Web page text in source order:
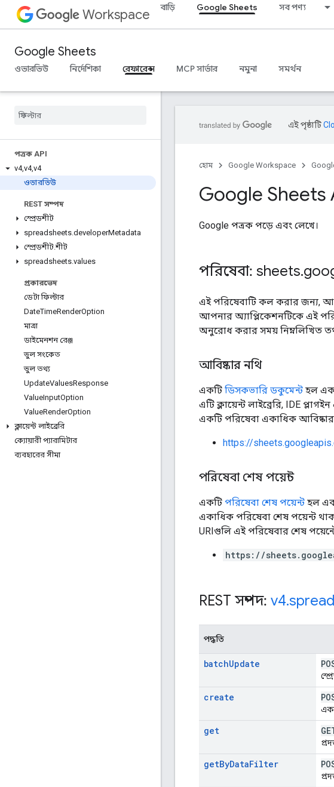
Workspace বাড়ি Google Sheets সব পণ্য
Google Sheets
ওভারভিউ নির্দেশিকা রেফারেন্স MCP সার্ভার নমুনা সমর্থন
পত্রক API
v4,v4,v4
ওভারভিউ
REST সম্পদ
স্প্রেডশীট
spreadsheets.developerMetadata
স্প্রেডশীট.শীট
spreadsheets.values
প্রকারভেদ
ডেটা ফিল্টার
DateTimeRenderOption
মাত্রা
ডাইমেনশন রেঞ্জ
ভুল সংকেত
ভুল তথ্য
UpdateValuesResponse
ValueInputOption
ValueRenderOption
ক্লায়েন্ট লাইব্রেরি
ক্যোয়ারী প্যারামিটার
ব্যবহারের সীমা
এই পৃষ্ঠাটি
হোম Google Workspace
Google Sheets
Google পত্রক পড়ে এবং লেখে।
পরিষেবা: sheets.
এই পরিষেবাটি কল করার জন্য,
আপনার অ্যাপ্লিকেশনটিকে এই
অনুরোধ করার সময় নিম্নলিখিত
আবিষ্কার নথি
একটি ডিসকভারি ডকুমেন্ট হল
এটি ক্লায়েন্ট লাইব্রেরি, IDE
একটি পরিষেবা একাধিক আবিষ্কার
https://
পরিষেবা শেষ পয়েন্ট
একটি পরিষেবা শেষ পয়েন্ট হল
একাধিক পরিষেবা শেষ পয়েন্ট
URIগুলি এই পরিষেবার শেষ
https://
REST সম্পদ: v4.
পদ্ধতি
batchUpdate
create
get
getByDataFilter